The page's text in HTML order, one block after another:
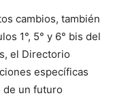
cambios, también
1°, 5° y 6° bis del
el Directorio
específicas
de un futuro